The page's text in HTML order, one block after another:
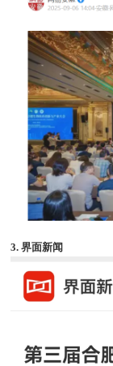
3. 界面新闻